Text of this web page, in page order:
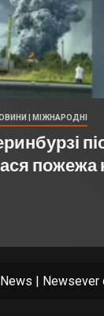
| МІЖНАРОДНІ
пожежа
| Newsever